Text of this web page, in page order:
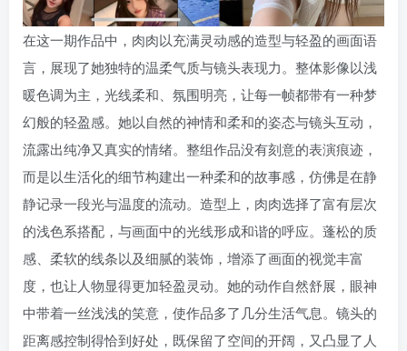
在这一期作品中，肉肉以充满灵动感的造型与轻盈的画面语
言，展现了她独特的温柔气质与镜头表现力。整体影像以浅
暖色调为主，光线柔和、氛围明亮，让每一帧都带有一种梦
幻般的轻盈感。她以自然的神情和柔和的姿态与镜头互动，
流露出纯净又真实的情绪。整组作品没有刻意的表演痕迹，
而是以生活化的细节构建出一种柔和的故事感，仿佛是在静
静记录一段光与温度的流动。造型上，肉肉选择了富有层次
的浅色系搭配，与画面中的光线形成和谐的呼应。蓬松的质
感、柔软的线条以及细腻的装饰，增添了画面的视觉丰富
度，也让人物显得更加轻盈灵动。她的动作自然舒展，眼神
中带着一丝浅浅的笑意，使作品多了几分生活气息。镜头的
距离感控制得恰到好处，既保留了空间的开阔，又凸显了人